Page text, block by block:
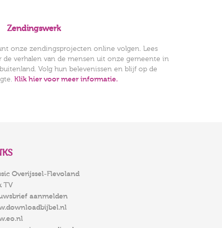
Zendingswerk
onze zendingsprojecten online volgen. Lees
de verhalen van de mensen uit onze gemeente in
Volg hun belevenissen en blijf op de
Klik hier voor meer informatie.
Overijssel-Flevoland
TV
aanmelden